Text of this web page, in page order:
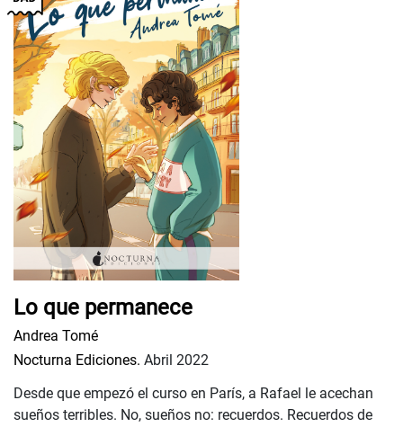
Lo que permanece
Andrea Tomé
Nocturna Ediciones. Abril 2022
Desde que empezó el curso en París, a Rafael le acechan
sueños terribles. No, sueños no: recuerdos. Recuerdos de